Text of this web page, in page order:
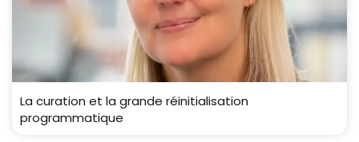
La curation et la grande réinitialisation
programmatique